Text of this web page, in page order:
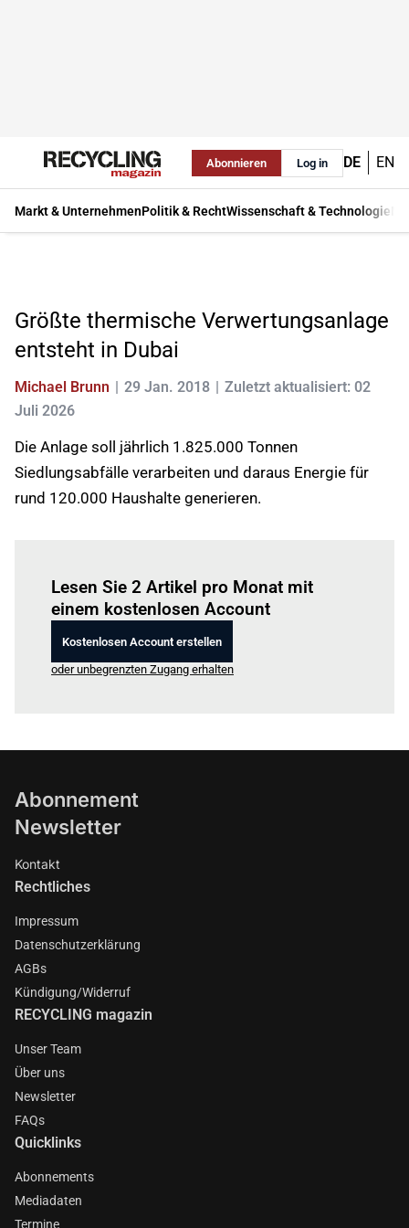
Abonnieren Log in DE EN
Markt & UnternehmenPolitik & RechtWissenschaft & Technologie
Größte thermische Verwertungsanlage
entsteht in Dubai
Michael Brunn 29 Jan. 2018
Zuletzt aktualisiert: 02
Juli 2026
Die Anlage soll jährlich 1.825.000 Tonnen
Siedlungsabfälle verarbeiten und daraus Energie für
rund 120.000 Haushalte generieren.
Lesen Sie 2 Artikel pro Monat mit
einem kostenlosen Account
Kostenlosen Account erstellen
oder unbegrenzten Zugang erhalten
Abonnement
Newsletter
Kontakt
Rechtliches
Impressum
Datenschutzerklärung
AGBs
Kündigung/Widerruf
RECYCLING magazin
Unser Team
Über uns
Newsletter
FAQs
Quicklinks
Abonnements
Mediadaten
Termine